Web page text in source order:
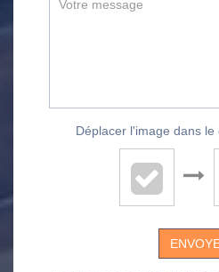
Déplacer l'image dans